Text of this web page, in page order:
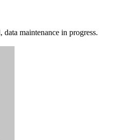
maintenance in progress.